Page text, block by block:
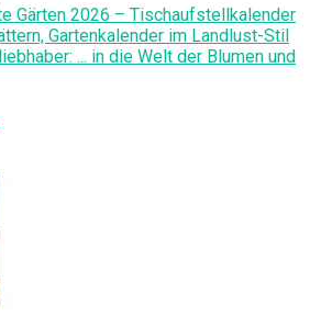
Gärten 2026 – Tischaufstellkalender
Gartenkalender im Landlust-Stil
... in die Welt der Blumen und